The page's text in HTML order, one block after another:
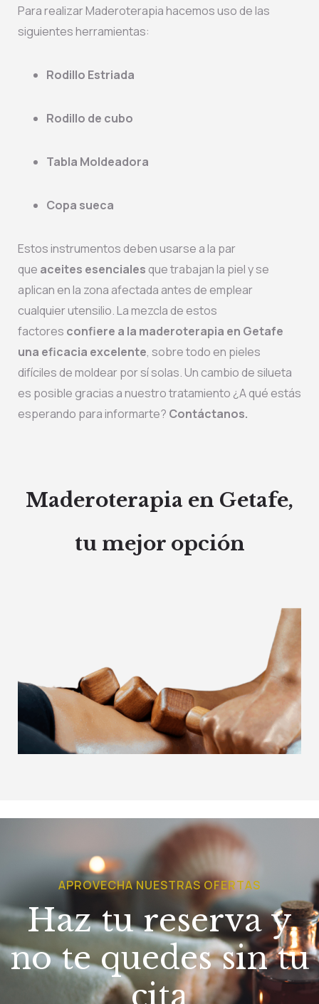
Para realizar Maderoterapia hacemos uso de las
siguientes herramientas:
Rodillo Estriada
Rodillo de cubo
Tabla Moldeadora
Copa sueca
Estos instrumentos deben usarse a la par
que aceites esenciales que trabajan la piel y se
aplican en la zona afectada antes de emplear
cualquier utensilio. La mezcla de estos
factores confiere a la maderoterapia en Getafe
una eficacia excelente, sobre todo en pieles
difíciles de moldear por sí solas. Un cambio de silueta
es posible gracias a nuestro tratamiento ¿A qué estás
esperando para informarte? Contáctanos.
Maderoterapia en Getafe,
tu mejor opción
APROVECHA NUESTRAS OFERTAS
Haz tu reserva y
no te quedes sin tu
cita